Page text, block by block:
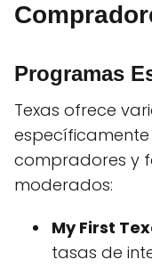
Programas
Texas ofrece
compradores y
moderados:
My First
tasas de